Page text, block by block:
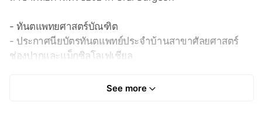
- ทันตแพทยศาสตร์บัณฑิต
- ประกาศนียบัตรทันตแพทย์ประจำบ้านสาขาศัลยศาสตร์
ช่องปากและแม็กซิลโลเฟเชียล
See more